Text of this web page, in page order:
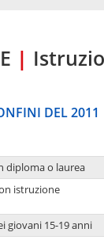
|
DEL 2011
diploma o laurea
istruzione
giovani 15-19 anni